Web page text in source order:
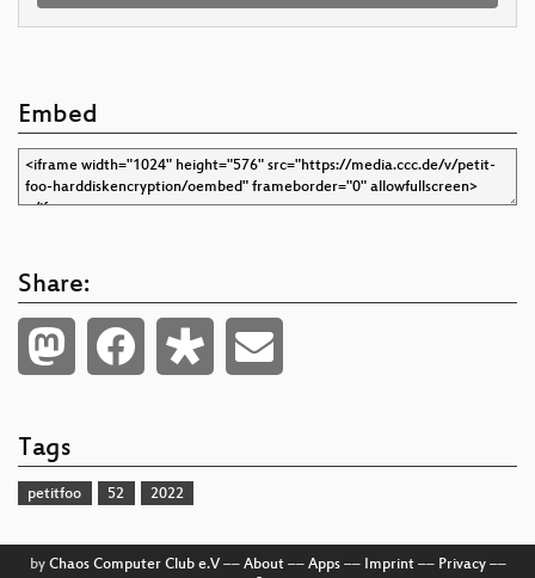
Embed
Share:
Tags
petitfoo 52 2022
by Chaos Computer Club e.V–– About–– Apps–– Imprint–– Privacy––